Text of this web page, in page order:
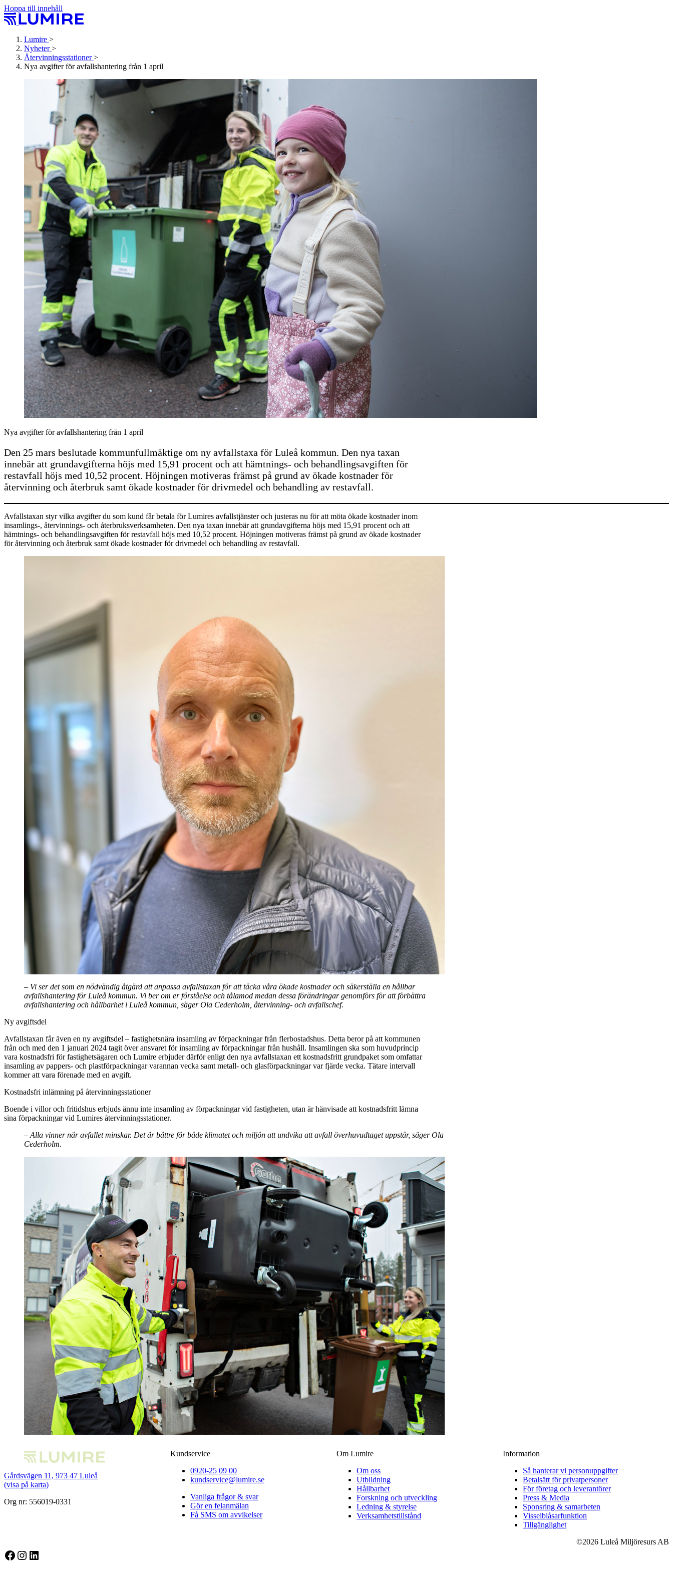
Hoppa till innehåll
Lumire >
Nyheter >
Återvinningsstationer >
Nya avgifter för avfallshantering från 1 april
Nya avgifter för avfallshantering från 1 april
Den 25 mars beslutade kommunfullmäktige om ny avfallstaxa för Luleå kommun. Den nya taxan
innebär att grundavgifterna höjs med 15,91 procent och att hämtnings- och behandlingsavgiften för
restavfall höjs med 10,52 procent. Höjningen motiveras främst på grund av ökade kostnader för
återvinning och återbruk samt ökade kostnader för drivmedel och behandling av restavfall.
Avfallstaxan styr vilka avgifter du som kund får betala för Lumires avfallstjänster och justeras nu för att möta ökade kostnader inom
insamlings-, återvinnings- och återbruksverksamheten. Den nya taxan innebär att grundavgifterna höjs med 15,91 procent och att
hämtnings- och behandlingsavgiften för restavfall höjs med 10,52 procent. Höjningen motiveras främst på grund av ökade kostnader
för återvinning och återbruk samt ökade kostnader för drivmedel och behandling av restavfall.
– Vi ser det som en nödvändig åtgärd att anpassa avfallstaxan för att täcka våra ökade kostnader och säkerställa en hållbar
avfallshantering för Luleå kommun. Vi ber om er förståelse och tålamod medan dessa förändringar genomförs för att förbättra
avfallshantering och hållbarhet i Luleå kommun, säger Ola Cederholm, återvinning- och avfallschef.
Ny avgiftsdel
Avfallstaxan får även en ny avgiftsdel – fastighetsnära insamling av förpackningar från flerbostadshus. Detta beror på att kommunen
från och med den 1 januari 2024 tagit över ansvaret för insamling av förpackningar från hushåll. Insamlingen ska som huvudprincip
vara kostnadsfri för fastighetsägaren och Lumire erbjuder därför enligt den nya avfallstaxan ett kostnadsfritt grundpaket som omfattar
insamling av pappers- och plastförpackningar varannan vecka samt metall- och glasförpackningar var fjärde vecka. Tätare intervall
kommer att vara förenade med en avgift.
Kostnadsfri inlämning på återvinningsstationer
Boende i villor och fritidshus erbjuds ännu inte insamling av förpackningar vid fastigheten, utan är hänvisade att kostnadsfritt lämna
sina förpackningar vid Lumires återvinningsstationer.
– Alla vinner när avfallet minskar. Det är bättre för både klimatet och miljön att undvika att avfall överhuvudtaget uppstår, säger Ola
Cederholm.
Gårdsvägen 11, 973 47 Luleå
(visa på karta)
Org nr: 556019-0331
Kundservice
0920-25 09 00
kundservice@lumire.se
Vanliga frågor & svar
Gör en felanmälan
Få SMS om avvikelser
Om Lumire
Om oss
Utbildning
Hållbarhet
Forskning och utveckling
Ledning & styrelse
Verksamhetstillstånd
Information
Så hanterar vi personuppgifter
Betalsätt för privatpersoner
För företag och leverantörer
Press & Media
Sponsring & samarbeten
Visselblåsarfunktion
Tillgänglighet
Facebook Instagram LinkedIn
©2026 Luleå Miljöresurs AB